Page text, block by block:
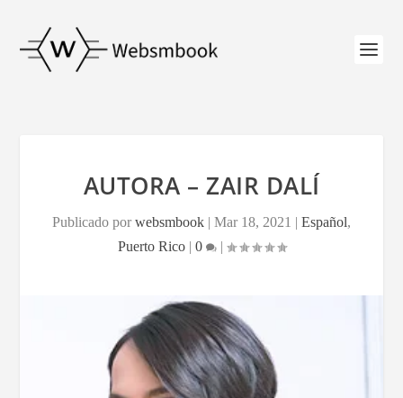
AUTORA – ZAIR DALÍ
Publicado porwebsmbook | Mar 18, 2021 | Español,
Puerto Rico| 0 |